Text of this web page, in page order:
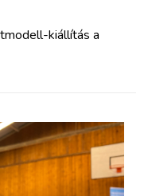
kiállítás a